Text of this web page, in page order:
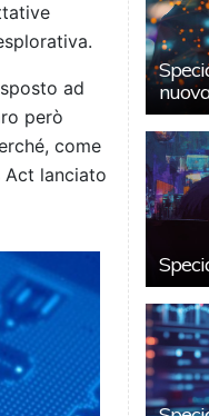
ad
però
come
lanciato